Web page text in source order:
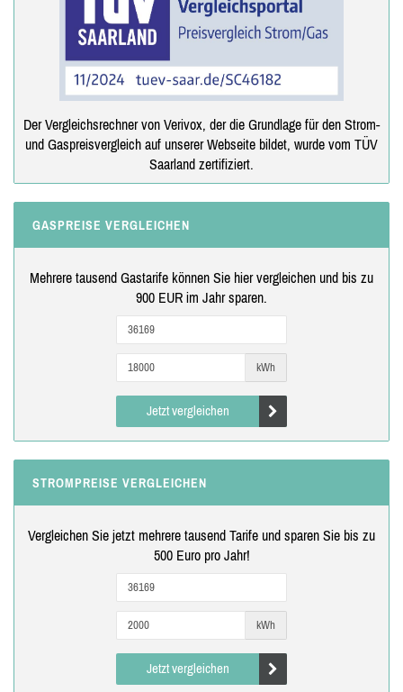
Der Vergleichsrechner von Verivox, der die Grundlage für den Strom-
und Gaspreisvergleich auf unserer Webseite bildet, wurde vom TÜV
Saarland zertifiziert.
GASPREISE VERGLEICHEN
Mehrere tausend Gastarife können Sie hier vergleichen und bis zu
900 EUR im Jahr sparen.
kWh
Jetzt vergleichen
STROMPREISE VERGLEICHEN
Vergleichen Sie jetzt mehrere tausend Tarife und sparen Sie bis zu
500 Euro pro Jahr!
kWh
Jetzt vergleichen